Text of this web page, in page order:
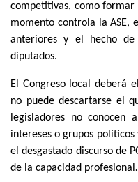
competitivas, como
momento controla la ASE,
anteriores y el hecho
diputados.
El Congreso local deberá
no puede descartarse el
legisladores no
intereses o grupos
el desgastado discurso de
de la capacidad profesional.